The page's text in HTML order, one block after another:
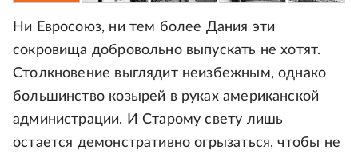
Ни Евросоюз, ни тем более Дания эти
сокровища добровольно выпускать не хотят.
Столкновение выглядит неизбежным, однако
большинство козырей в руках американской
администрации. И Старому свету лишь
остается демонстративно огрызаться, чтобы не